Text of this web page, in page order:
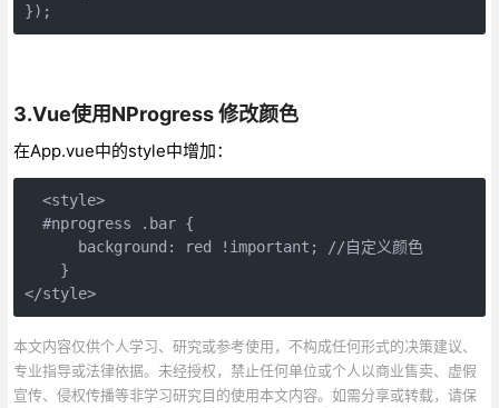
});
3.Vue使用NProgress 修改颜色
在App.vue中的style中增加：
  <style>
  #nprogress .bar {
      background: red !important; //自定义颜色
    }
</style>
本文内容仅供个人学习、研究或参考使用，不构成任何形式的决策建议、
专业指导或法律依据。未经授权，禁止任何单位或个人以商业售卖、虚假
宣传、侵权传播等非学习研究目的使用本文内容。如需分享或转载，请保